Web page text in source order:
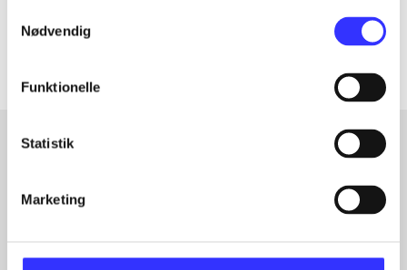
Nødvendig
Funktionelle
Statistik
Marketing
Artiklerne i
Fra